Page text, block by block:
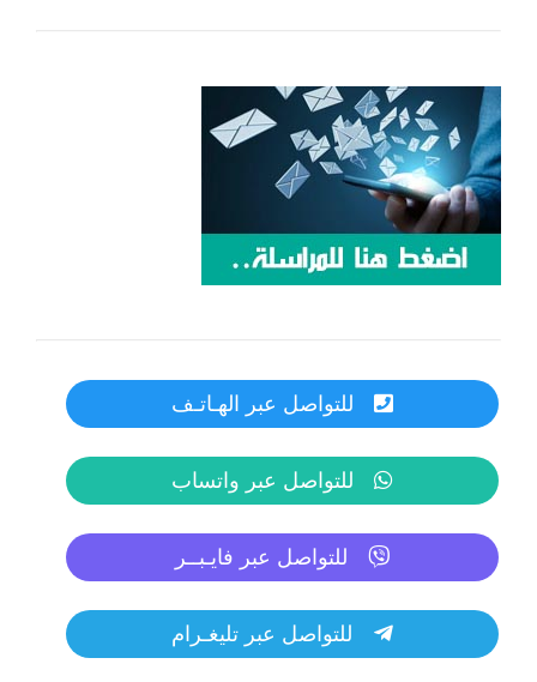
للتواصل عبر الهـاتـف
للتواصل عبر واتساب
للتواصل عبر فايـبــر
للتواصل عبر تليغـرام